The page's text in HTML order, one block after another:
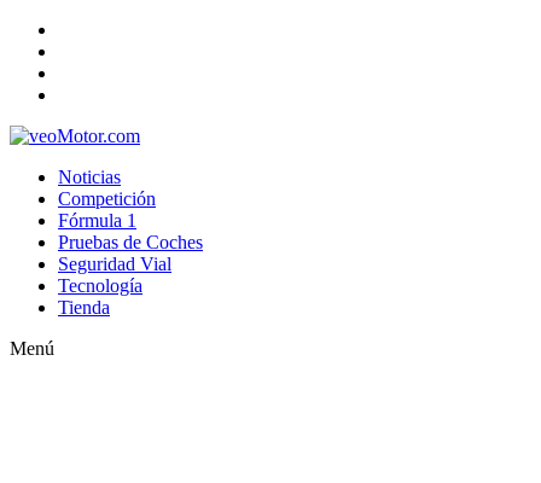
Noticias
Competición
Fórmula 1
Pruebas de Coches
Seguridad Vial
Tecnología
Tienda
Menú